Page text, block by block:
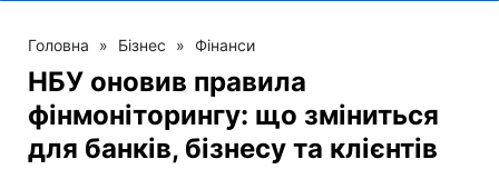
Головна » Бізнес » Фінанси
НБУ оновив правила
фінмоніторингу: що зміниться
для банків, бізнесу та клієнтів